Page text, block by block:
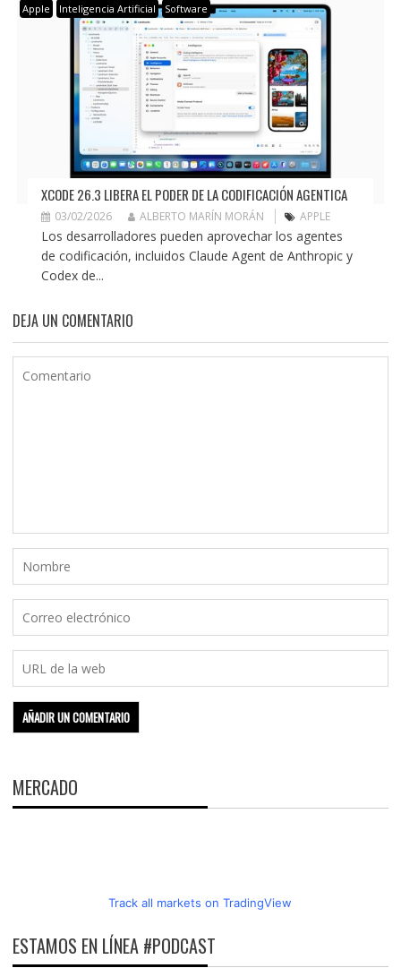
Apple Inteligencia Artificial Software
XCODE 26.3 LIBERA EL PODER DE LA CODIFICACIÓN AGENTICA
03/02/2026 ALBERTO MARÍN MORÁN APPLE
Los desarrolladores pueden aprovechar los agentes
de codificación, incluidos Claude Agent de Anthropic y
Codex de...
DEJA UN COMENTARIO
MERCADO
Track all markets on TradingView
ESTAMOS EN LÍNEA #PODCAST